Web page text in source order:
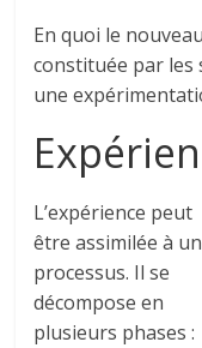
En quoi le
constituée par les
une
L’expérience peut
être assimilée à un
processus. Il se
décompose en
plusieurs phases :